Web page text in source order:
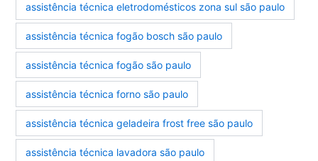
assistência técnica eletrodomésticos zona sul são paulo
assistência técnica fogão bosch são paulo
assistência técnica fogão são paulo
assistência técnica forno são paulo
assistência técnica geladeira frost free são paulo
assistência técnica lavadora são paulo